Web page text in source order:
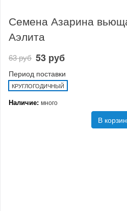
Семена Азарина
Аэлита
63 руб 53 руб
Период поставки
КРУГЛОГОДИЧНЫЙ
Наличие: много
В